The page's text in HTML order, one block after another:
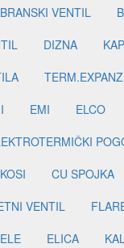
VENTIL
DIZNA
EMI ELCO
CU SPOJKA
VENTIL
ELICA